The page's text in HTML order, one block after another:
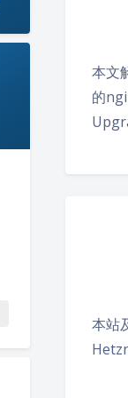
本文
的
本站